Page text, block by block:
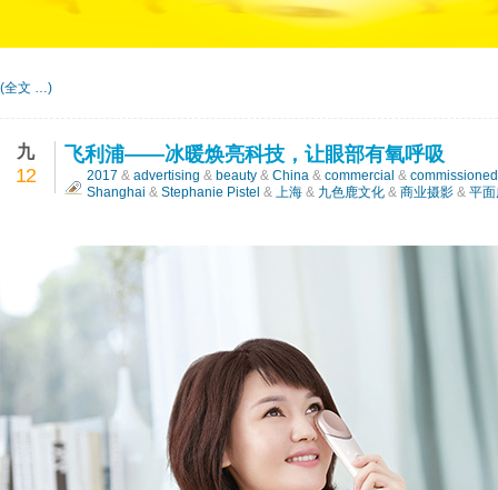
(全文 …)
九
12
飞利浦——冰暖焕亮科技，让眼部有氧呼吸
2017 & advertising & beauty & China & commercial & commissioned
Shanghai & Stephanie Pistel & 上海 & 九色鹿文化 & 商业摄影 & 平